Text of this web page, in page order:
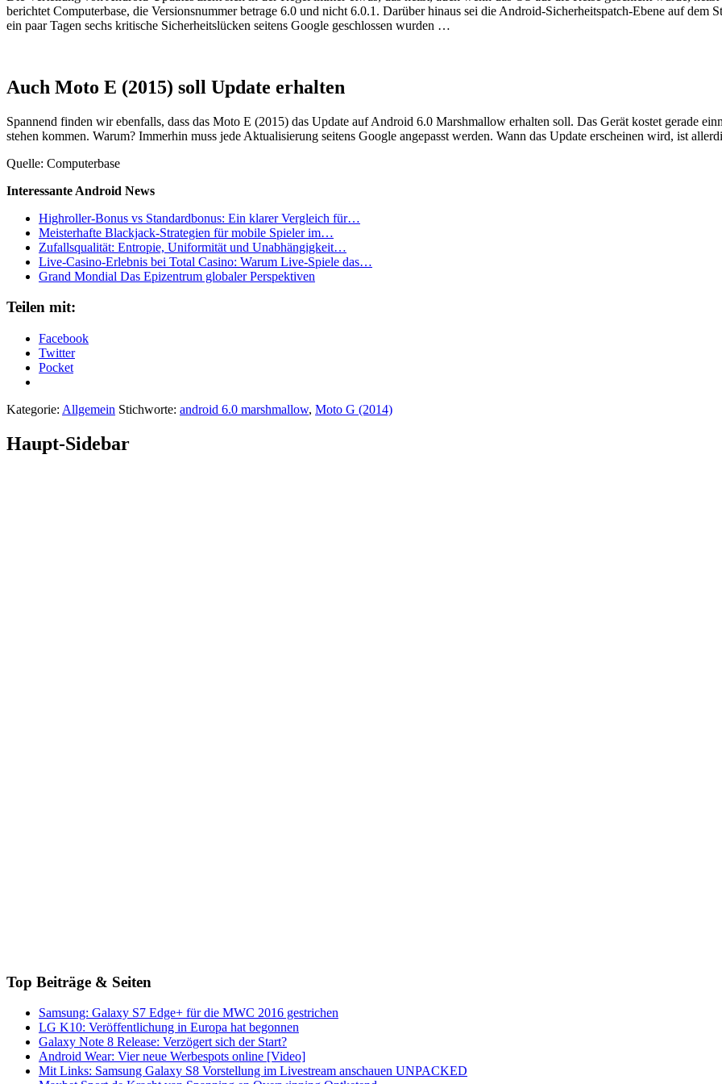
berichtet Computerbase, die Versionsnummer betrage 6.0 und nicht 6.0.1. Darüber hinaus sei die Android-Sicherheitspatch-Ebene auf dem
ein paar Tagen sechs kritische Sicherheitslücken seitens Google geschlossen wurden …
Auch Moto E (2015) soll Update erhalten
Spannend finden wir ebenfalls, dass das Moto E (2015) das Update auf Android 6.0 Marshmallow erhalten soll. Das Gerät kostet gerade
stehen kommen. Warum? Immerhin muss jede Aktualisierung seitens Google angepasst werden. Wann das Update erscheinen wird, ist
Quelle: Computerbase
Interessante Android News
Highroller-Bonus vs Standardbonus: Ein klarer Vergleich für…
Meisterhafte Blackjack‑Strategien für mobile Spieler im…
Zufallsqualität: Entropie, Uniformität und Unabhängigkeit…
Live‑Casino‑Erlebnis bei Total Casino: Warum Live‑Spiele das…
Grand Mondial Das Epizentrum globaler Perspektiven
Teilen mit:
Facebook
Twitter
Pocket
Kategorie: Allgemein Stichworte: android 6.0 marshmallow, Moto G (2014)
Haupt-Sidebar
Top Beiträge & Seiten
Samsung: Galaxy S7 Edge+ für die MWC 2016 gestrichen
LG K10: Veröffentlichung in Europa hat begonnen
Galaxy Note 8 Release: Verzögert sich der Start?
Android Wear: Vier neue Werbespots online [Video]
Mit Links: Samsung Galaxy S8 Vorstellung im Livestream anschauen UNPACKED